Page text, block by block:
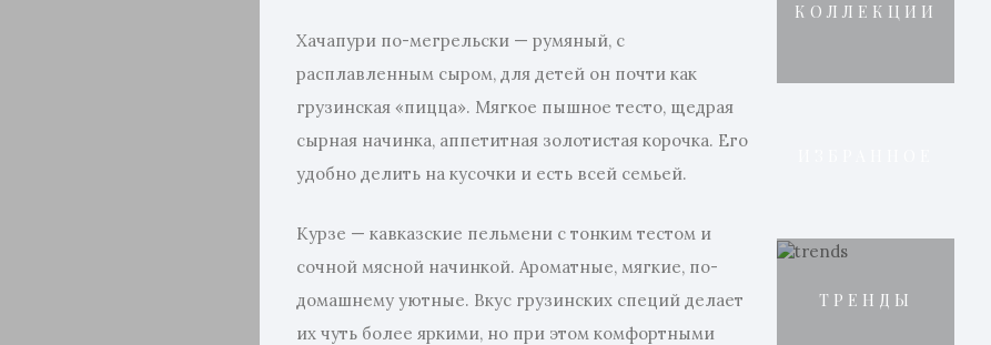
Хачапури по-мегрельски — румяный, с
расплавленным сыром, для детей он почти как
грузинская «пицца». Мягкое пышное тесто, щедрая
сырная начинка, аппетитная золотистая корочка. Его
удобно делить на кусочки и есть всей семьей.
Курзе — кавказские пельмени с тонким тестом и
сочной мясной начинкой. Ароматные, мягкие, по-
домашнему уютные. Вкус грузинских специй делает
их чуть более яркими, но при этом комфортными
КОЛЛЕКЦИИ
ТРЕНДЫ